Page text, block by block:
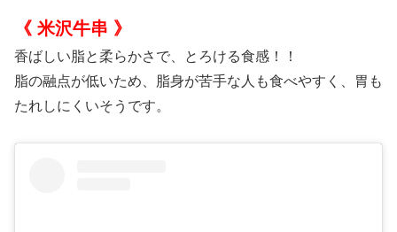
《 米沢牛串 》
香ばしい脂と柔らかさで、とろける食感！！
脂の融点が低いため、脂身が苦手な人も食べやすく、胃も
たれしにくいそうです。